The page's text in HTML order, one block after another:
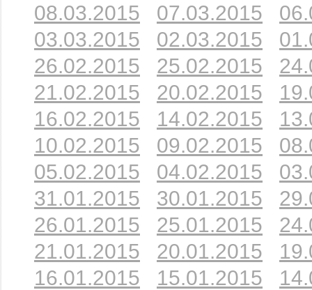
08.03.2015
07.03.2015
03.03.2015
02.03.2015
26.02.2015
25.02.2015
21.02.2015
20.02.2015
16.02.2015
14.02.2015
10.02.2015
09.02.2015
05.02.2015
04.02.2015
31.01.2015
30.01.2015
26.01.2015
25.01.2015
21.01.2015
20.01.2015
16.01.2015
15.01.2015